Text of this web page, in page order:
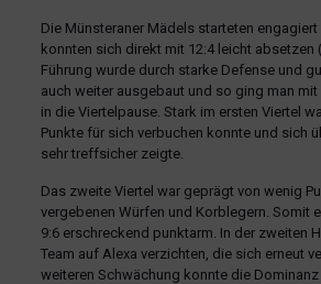
Die Münsteraner Mädels starteten engagiert
konnten sich direkt mit 12:4 leicht absetzen
Führung wurde durch starke Defense und
auch weiter ausgebaut und so ging man mit
in die Viertelpause. Stark im ersten Viertel
Punkte für sich verbuchen konnte und sich
sehr treffsicher zeigte.
Das zweite Viertel war geprägt von wenig
vergebenen Würfen und Korblegern. Somit
9:6 erschreckend punktarm. In der zweiten
Team auf Alexa verzichten, die sich erneut
weiteren Schwächung konnte die